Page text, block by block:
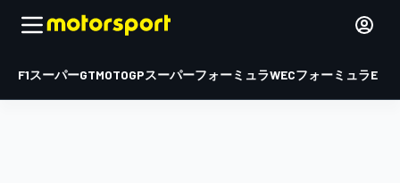
F1スーパーGTMOTOGPスーパーフォーミュラWECフォーミュラE